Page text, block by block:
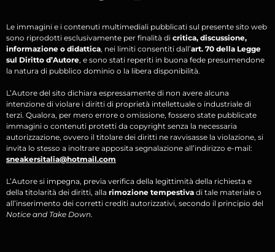
Le immagini e i contenuti multimediali pubblicati sul presente sito web
sono riprodotti esclusivamente per finalità di critica, discussione,
informazione o didattica, nei limiti consentiti dall’art. 70 della Legge
sul Diritto d’Autore, e sono stati reperiti in buona fede presumendone
la natura di pubblico dominio o la libera disponibilità.
L’Autore del sito dichiara espressamente di non avere alcuna
intenzione di violare i diritti di proprietà intellettuale o industriale di
terzi. Qualora, per mero errore o omissione, fossero state pubblicate
immagini o contenuti protetti da copyright senza la necessaria
autorizzazione, ovvero il titolare dei diritti ne ravvisasse la violazione, si
invita lo stesso a inoltrare apposita segnalazione all’indirizzo e-mail:
sneakersitalia@hotmail.com
L’Autore si impegna, previa verifica della legittimità della richiesta e
della titolarità dei diritti, alla rimozione tempestiva di tale materiale o
all’inserimento dei corretti crediti autorizzativi, secondo il principio del
Notice and Take Down.